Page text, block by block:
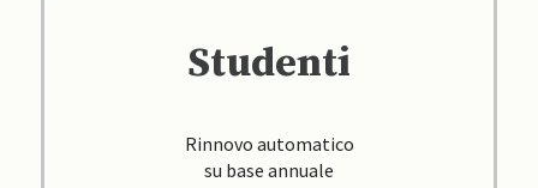
Studenti
Rinnovo automatico
su base annuale